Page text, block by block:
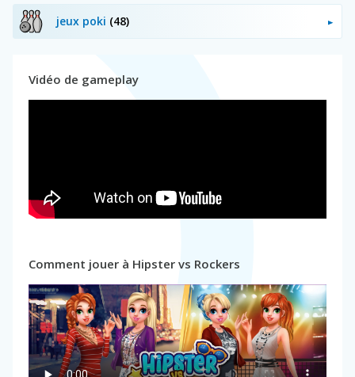
jeux poki (48)
Vidéo de gameplay
Comment jouer à Hipster vs Rockers